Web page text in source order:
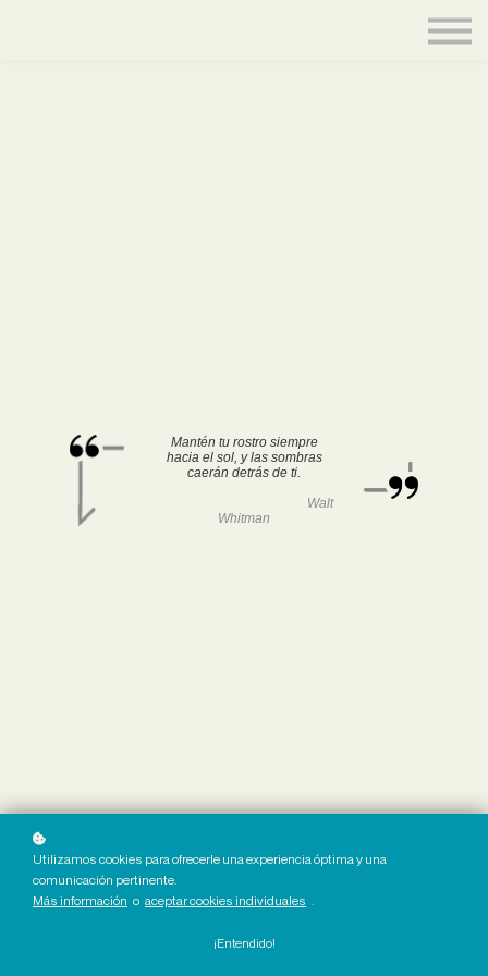
Mantén tu rostro siempre
hacia el sol, y las sombras
caerán detrás de ti.
Walt
Whitman
Utilizamos cookies para ofrecerle una experiencia óptima y una
comunicación pertinente.
Más información o aceptar cookies individuales .
¡Entendido!